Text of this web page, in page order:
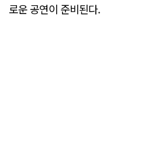
로운 공연이 준비된다.